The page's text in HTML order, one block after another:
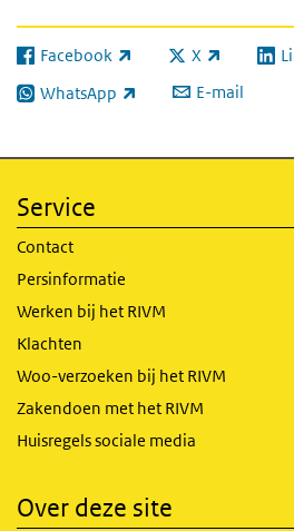
Facebook
(externe link) X
(externe link)
WhatsApp
(externe link) E-mail
Service
Contact
Persinformatie
Werken bij het RIVM
Klachten
Woo-verzoeken bij het RIVM
Zakendoen met het RIVM
Huisregels sociale media
Over deze site